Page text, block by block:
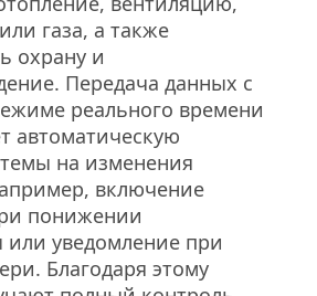
газа, а также
охрану и
Передача данных с
реального времени
автоматическую
на изменения
включение
понижении
или уведомление при
Благодаря этому